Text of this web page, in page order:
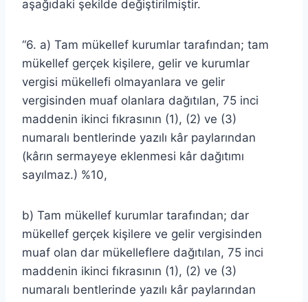
aşağıdaki şekilde değiştirilmiştir.
“6. a) Tam mükellef kurumlar tarafından; tam
mükellef gerçek kişilere, gelir ve kurumlar
vergisi mükellefi olmayanlara ve gelir
vergisinden muaf olanlara dağıtılan, 75 inci
maddenin ikinci fıkrasının (1), (2) ve (3)
numaralı bentlerinde yazılı kâr paylarından
(kârın sermayeye eklenmesi kâr dağıtımı
sayılmaz.) %10,
b) Tam mükellef kurumlar tarafından; dar
mükellef gerçek kişilere ve gelir vergisinden
muaf olan dar mükelleflere dağıtılan, 75 inci
maddenin ikinci fıkrasının (1), (2) ve (3)
numaralı bentlerinde yazılı kâr paylarından